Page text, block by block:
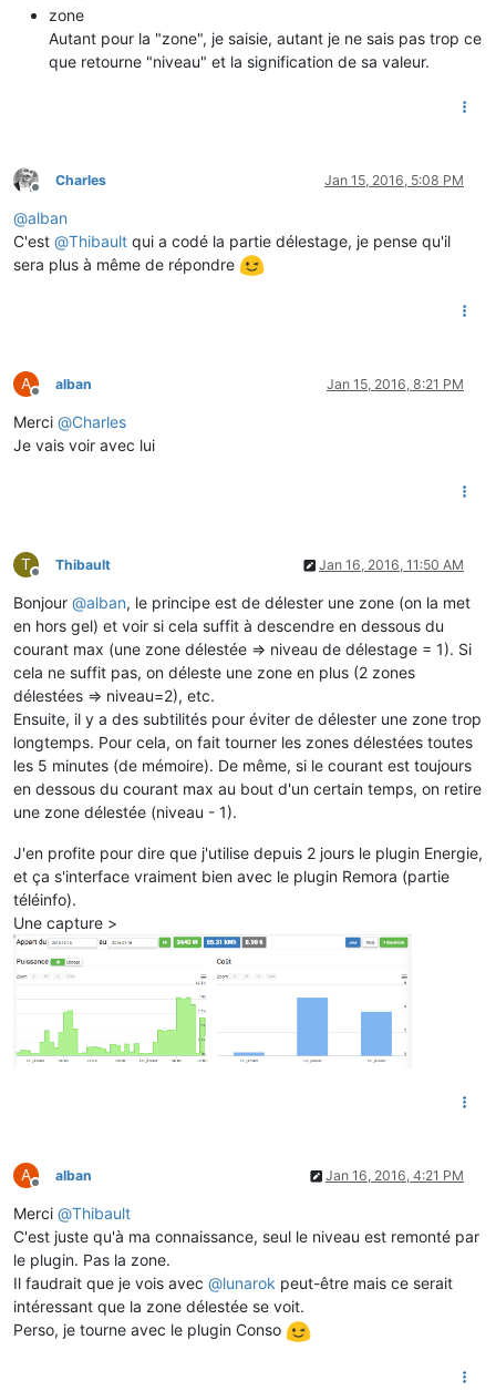
zone
Autant pour la "zone", je saisie, autant je ne sais pas trop ce
que retourne "niveau" et la signification de sa valeur.
Offline
Charles Jan 15, 2016, 5:08 PM
@alban
C'est @Thibault qui a codé la partie délestage, je pense qu'il
sera plus à même de répondre
A
Offline
alban Jan 15, 2016, 8:21 PM
Merci @Charles
Je vais voir avec lui
T
Offline
Thibault Jan 16, 2016, 11:50 AM
Bonjour @alban, le principe est de délester une zone (on la met
en hors gel) et voir si cela suffit à descendre en dessous du
courant max (une zone délestée => niveau de délestage = 1). Si
cela ne suffit pas, on déleste une zone en plus (2 zones
délestées => niveau=2), etc.
Ensuite, il y a des subtilités pour éviter de délester une zone trop
longtemps. Pour cela, on fait tourner les zones délestées toutes
les 5 minutes (de mémoire). De même, si le courant est toujours
en dessous du courant max au bout d'un certain temps, on retire
une zone délestée (niveau - 1).
J'en profite pour dire que j'utilise depuis 2 jours le plugin Energie,
et ça s'interface vraiment bien avec le plugin Remora (partie
téléinfo).
Une capture >
A
Offline
alban Jan 16, 2016, 4:21 PM
Merci @Thibault
C'est juste qu'à ma connaissance, seul le niveau est remonté par
le plugin. Pas la zone.
Il faudrait que je vois avec @lunarok peut-être mais ce serait
intéressant que la zone délestée se voit.
Perso, je tourne avec le plugin Conso